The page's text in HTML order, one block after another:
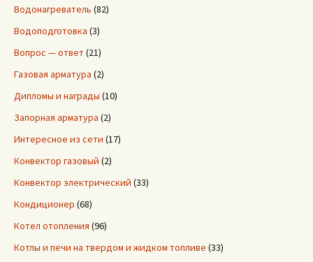
Водонагреватель (82)
Водоподготовка (3)
Вопрос — ответ(21)
Газовая арматура (2)
Дипломы и награды (10)
Запорная арматура (2)
Интересное из сети (17)
Конвектор газовый (2)
Конвектор электрический (33)
Кондиционер (68)
Котел отопления (96)
Котлы и печи на твердом и жидком топливе (33)